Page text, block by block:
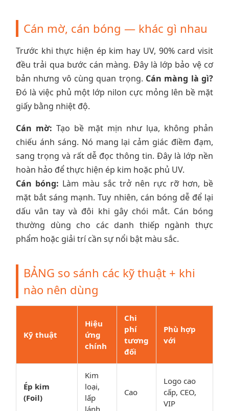
Cán mờ, cán bóng — khác gì nhau
Trước khi thực hiện ép kim hay UV, 90% card visit
đều trải qua bước cán màng. Đây là lớp bảo vệ cơ
bản nhưng vô cùng quan trọng. Cán màng là gì?
Đó là việc phủ một lớp nilon cực mỏng lên bề mặt
giấy bằng nhiệt độ.
Cán mờ: Tạo bề mặt mịn như lụa, không phản
chiếu ánh sáng. Nó mang lại cảm giác điềm đạm,
sang trọng và rất dễ đọc thông tin. Đây là lớp nền
hoàn hảo để thực hiện ép kim hoặc phủ UV.
Cán bóng: Làm màu sắc trở nên rực rỡ hơn, bề
mặt bắt sáng mạnh. Tuy nhiên, cán bóng dễ để lại
dấu vân tay và đôi khi gây chói mắt. Cán bóng
thường dùng cho các danh thiếp ngành thực
phẩm hoặc giải trí cần sự nổi bật màu sắc.
BẢNG so sánh các kỹ thuật + khi
nào nên dùng
Kỹ thuật
Hiệu
ứng
chính
Chi
phí
tương
đối
Phù hợp
với
Ép kim
(Foil)
Kim
loại,
lấp
lánh
Cao
Logo cao
cấp, CEO,
VIP